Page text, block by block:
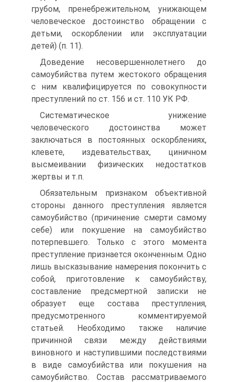
грубом, пренебрежительном, унижающем
человеческое достоинство обращении с
детьми, оскорблении или эксплуатации
детей) (п. 11).
Доведение несовершеннолетнего до
самоубийства путем жестокого обращения
с ним квалифицируется по совокупности
преступлений по ст. 156 и ст. 110 УК РФ.
Систематическое унижение
человеческого достоинства может
заключаться в постоянных оскорблениях,
клевете, издевательствах, циничном
высмеивании физических недостатков
жертвы и т.п.
Обязательным признаком объективной
стороны данного преступления является
самоубийство (причинение смерти самому
себе) или покушение на самоубийство
потерпевшего. Только с этого момента
преступление признается оконченным. Одно
лишь высказывание намерения покончить с
собой, приготовление к самоубийству,
составление предсмертной записки не
образует еще состава преступления,
предусмотренного комментируемой
статьей. Необходимо также наличие
причинной связи между действиями
виновного и наступившими последствиями
в виде самоубийства или покушения на
самоубийство. Состав рассматриваемого